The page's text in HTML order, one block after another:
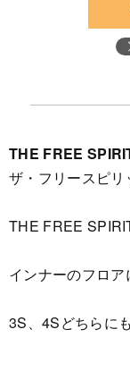
THE FREE
ザ・フリースピ
THE FREE
インナーのフロア
3S、4Sどちらに